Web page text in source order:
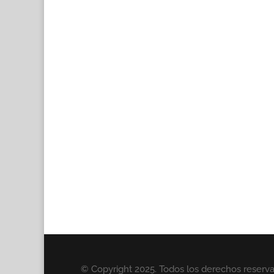
© Copyright 2025. Todos los derechos